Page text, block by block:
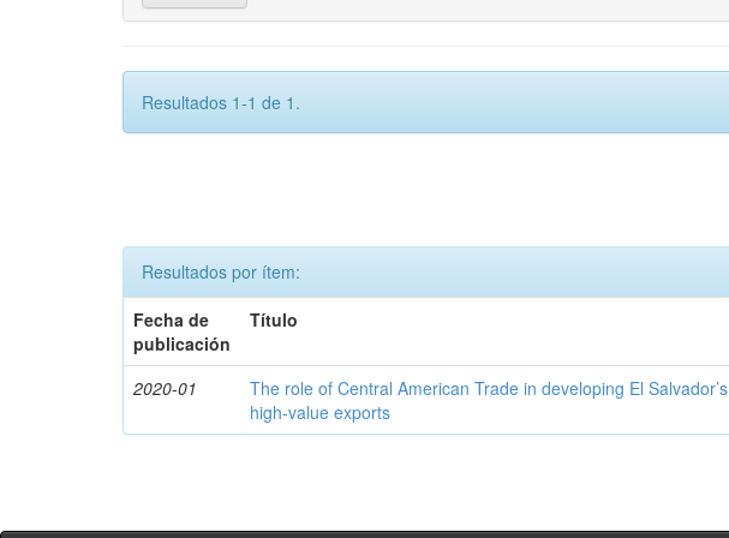
Resultados 1-1 de 1.
Resultados por ítem:
Fecha de
publicación
Título
2020-01
The role of Central American Trade in developing El Salvador’s
high-value exports